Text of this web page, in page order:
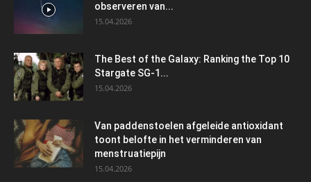
observeren van...
15.04.2026
The Best of the Galaxy: Ranking the Top 10
Stargate SG-1...
15.04.2026
Van paddenstoelen afgeleide antioxidant
toont belofte in het verminderen van
menstruatiepijn
15.04.2026